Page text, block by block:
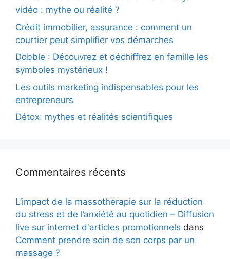
vidéo : mythe ou réalité ?
Crédit immobilier, assurance : comment un
courtier peut simplifier vos démarches
Dobble : Découvrez et déchiffrez en famille les
symboles mystérieux !
Les outils marketing indispensables pour les
entrepreneurs
Détox: mythes et réalités scientifiques
Commentaires récents
L’impact de la massothérapie sur la réduction
du stress et de l’anxiété au quotidien – Diffusion
live sur internet d'articles promotionnels dans
Comment prendre soin de son corps par un
massage ?